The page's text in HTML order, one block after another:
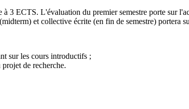
à 3 ECTS. L'évaluation du premier semestre porte sur
et collective écrite (en fin de semestre) portera
sur les cours introductifs ;
de recherche.